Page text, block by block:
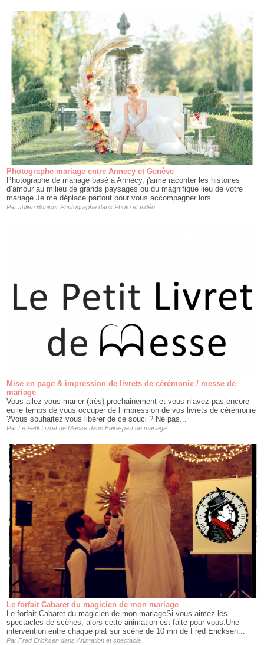
Photographe mariage entre Annecy et Genève
Photographe de mariage basé à Annecy, j'aime raconter les histoires
d’amour au milieu de grands paysages ou du magnifique lieu de votre
mariage.Je me déplace partout pour vous accompagner lors...
Par Julien Bonjour Photographedans Photo et vidéo
Mise en page & impression de livrets de cérémonie / messe de
mariage
Vous allez vous marier (très) prochainement et vous n’avez pas encore
eu le temps de vous occuper de l’impression de vos livrets de cérémonie
?Vous souhaitez vous libérer de ce souci ? Ne pas...
Par Le Petit Livret de Messedans Faire-part de mariage
Le forfait Cabaret du magicien de mon mariage
Le forfait Cabaret du magicien de mon mariageSi vous aimez les
spectacles de scènes, alors cette animation est faite pour vous.Une
intervention entre chaque plat sur scène de 10 mn de Fred Ericksen...
Par Fred Ericksendans Animation et spectacle